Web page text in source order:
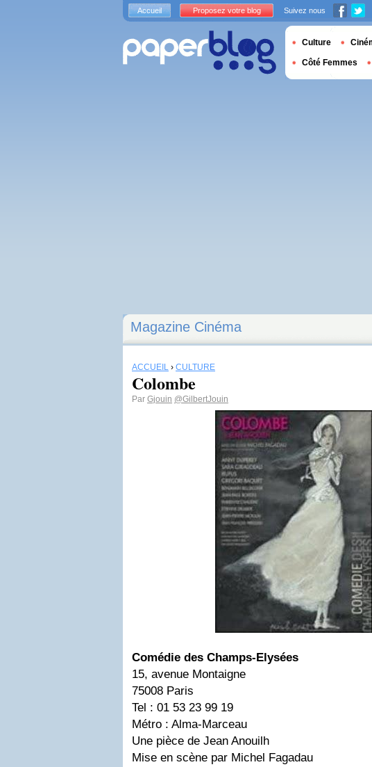
Magazine Cinéma
ACCUEIL › CULTURE
Colombe
Par Gjouin @GilbertJouin
Comédie des Champs-Elysées
15, avenue Montaigne
75008 Paris
Tel : 01 53 23 99 19
Métro : Alma-Marceau
Une pièce de Jean Anouilh
Mise en scène par Michel Fagadau
Accueil Proposez votre blog Suivez nous
Culture
Côté Femmes